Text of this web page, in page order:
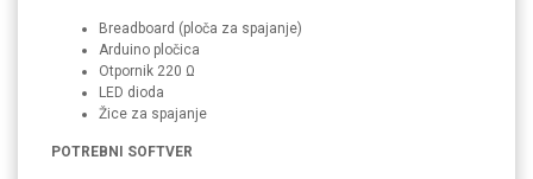
Breadboard (ploča za spajanje)
Arduino pločica
Otpornik 220 Ω
LED dioda
Žice za spajanje
POTREBNI SOFTVER